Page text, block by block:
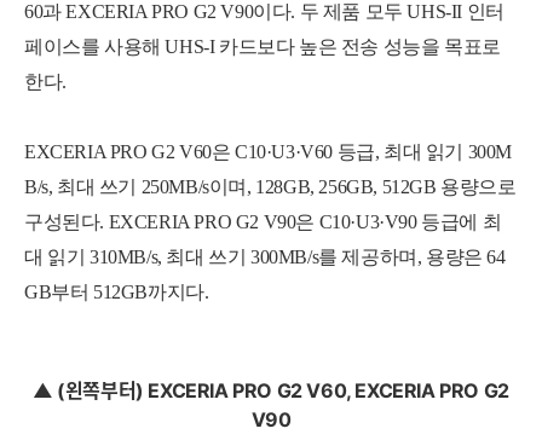
60과 EXCERIA PRO G2 V90이다. 두 제품 모두 UHS-II 인터
페이스를 사용해 UHS-I 카드보다 높은 전송 성능을 목표로
한다.
EXCERIA PRO G2 V60은 C10·U3·V60 등급, 최대 읽기 300M
B/s, 최대 쓰기 250MB/s이며, 128GB, 256GB, 512GB 용량으로
구성된다. EXCERIA PRO G2 V90은 C10·U3·V90 등급에 최
대 읽기 310MB/s, 최대 쓰기 300MB/s를 제공하며, 용량은 64
GB부터 512GB까지다.
▲ (왼쪽부터) EXCERIA PRO G2 V60, EXCERIA PRO G2
V90